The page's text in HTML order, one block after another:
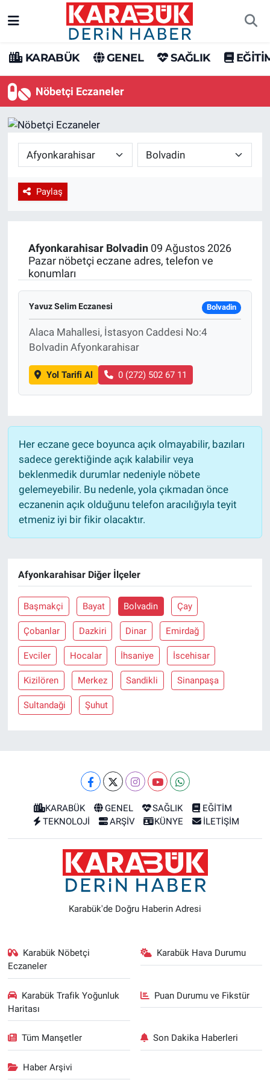
KARABÜK GENEL SAĞLIK
Nöbetçi Eczaneler
Paylaş
Afyonkarahisar Bolvadin09 Ağustos 2026
Pazar nöbetçi eczane adres, telefon ve
konumları
Yavuz Selim Eczanesi Bolvadin
Alaca Mahallesi, İstasyon Caddesi No:4
Bolvadin Afyonkarahisar
Yol Tarifi Al 0 (272) 502 67 11
Her eczane gece boyunca açık olmayabilir, bazıları
sadece gerektiğinde açık kalabilir veya
beklenmedik durumlar nedeniyle nöbete
gelemeyebilir. Bu nedenle, yola çıkmadan önce
eczanenin açık olduğunu telefon aracılığıyla teyit
etmeniz iyi bir fikir olacaktır.
Afyonkarahisar Diğer İlçeler
Başmakçi Bayat Bolvadin Çay
Çobanlar Dazkiri Dinar Emirdağ
Evciler Hocalar İhsaniye İscehisar
Kizilören Merkez Sandikli Sinanpaşa
Sultandaği Şuhut
KARABÜK GENEL SAĞLIK
EĞİTİM
TEKNOLOJİ
ARŞİV KÜNYE İLETİŞİM
Karabük'de Doğru Haberin Adresi
Karabük Nöbetçi
Eczaneler
Karabük Hava Durumu
Karabük Trafik Yoğunluk
Haritası
Puan Durumu ve Fikstür
Tüm Manşetler Son Dakika Haberleri
Haber Arşivi
Karabük Hava Durumu
Karabük Trafik Yoğunluk Haritası
Tüm Manşetler
Son Dakika Haberleri